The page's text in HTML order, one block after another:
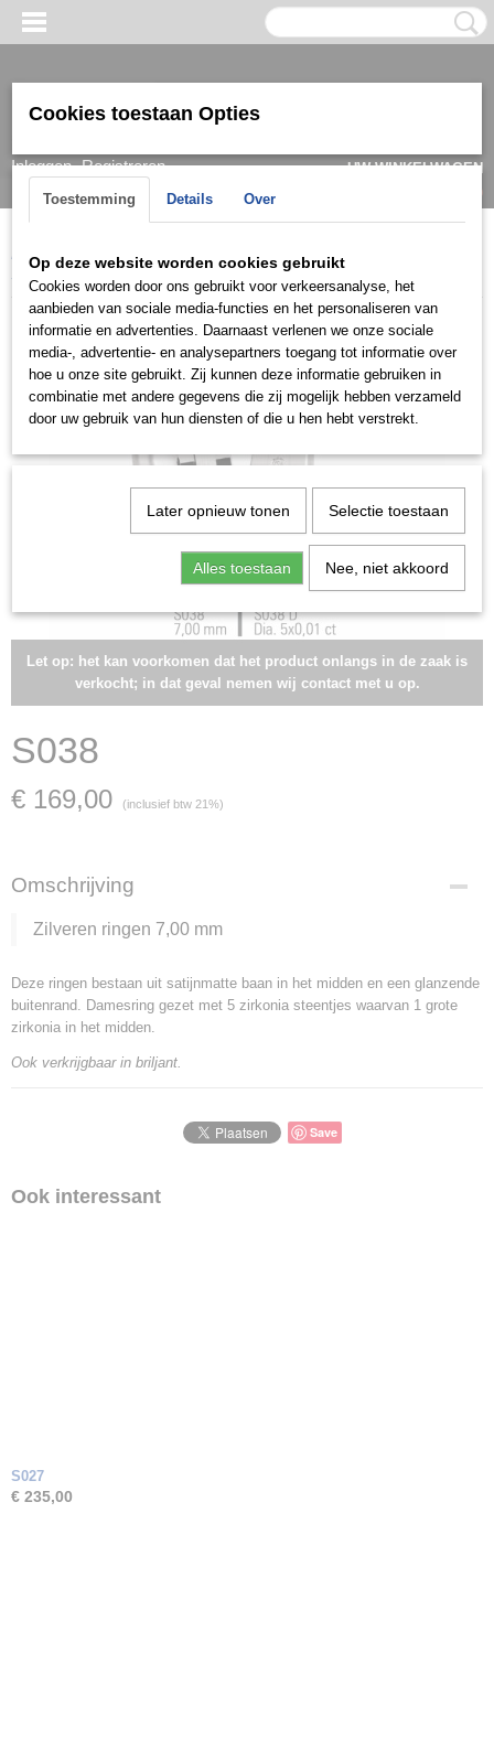
Inloggen Registreren
UW WINKELWAGEN
(0)
Home > > Trouwringen / Wedding Ck collectie (Zilver)
S038
Let op: het kan voorkomen dat het product onlangs in de zaak is
verkocht; in dat geval nemen wij contact met u op.
S038
€ 169,00 (inclusief btw 21%)
Omschrijving
Zilveren ringen 7,00 mm
Deze ringen bestaan uit satijnmatte baan in het midden en een glanzende
buitenrand. Damesring gezet met 5 zirkonia steentjes waarvan 1 grote
zirkonia in het midden.
Ook verkrijgbaar in briljant.
Save
Ook interessant
S027
€ 235,00
Cookies toestaan Opties
Toestemming Details Over
Op deze website worden cookies gebruikt
Cookies worden door ons gebruikt voor verkeersanalyse, het
aanbieden van sociale media-functies en het personaliseren van
informatie en advertenties. Daarnaast verlenen we onze sociale
media-, advertentie- en analysepartners toegang tot informatie over
hoe u onze site gebruikt. Zij kunnen deze informatie gebruiken in
combinatie met andere gegevens die zij mogelijk hebben verzameld
door uw gebruik van hun diensten of die u hen hebt verstrekt.
Later opnieuw tonen Selectie toestaan
Alles toestaan Nee, niet akkoord